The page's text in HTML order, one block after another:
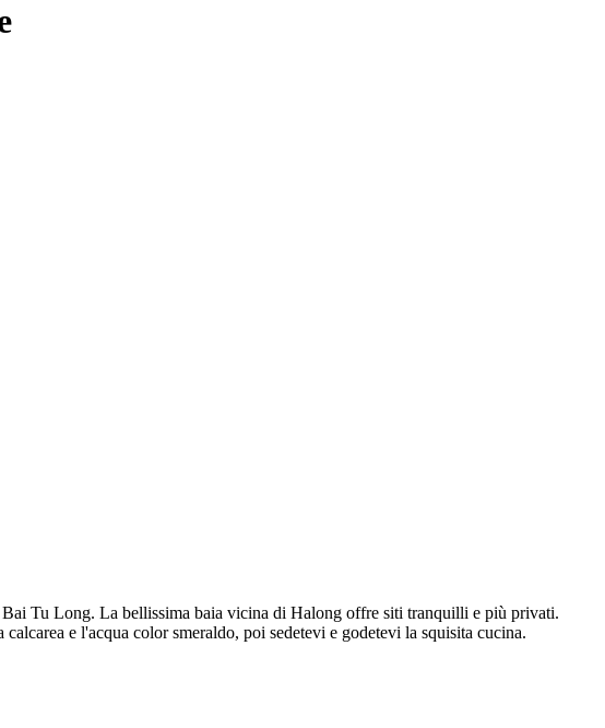
Tu Long. La bellissima baia vicina di Halong offre siti tranquilli e più privati.
e l'acqua color smeraldo, poi sedetevi e godetevi la squisita cucina.